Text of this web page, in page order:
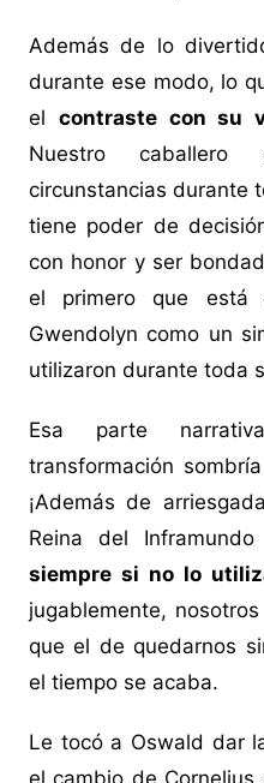
Además de lo
durante ese modo, lo
el contraste con su
Nuestro
circunstancias durante
tiene poder de
con honor y ser
el primero que
Gwendolyn como un
utilizaron durante toda
Esa parte
transformación
¡Además de
Reina del Inframundo
siempre si no lo
jugablemente,
que el de quedarnos
el tiempo se acaba.
Le tocó a Oswald dar